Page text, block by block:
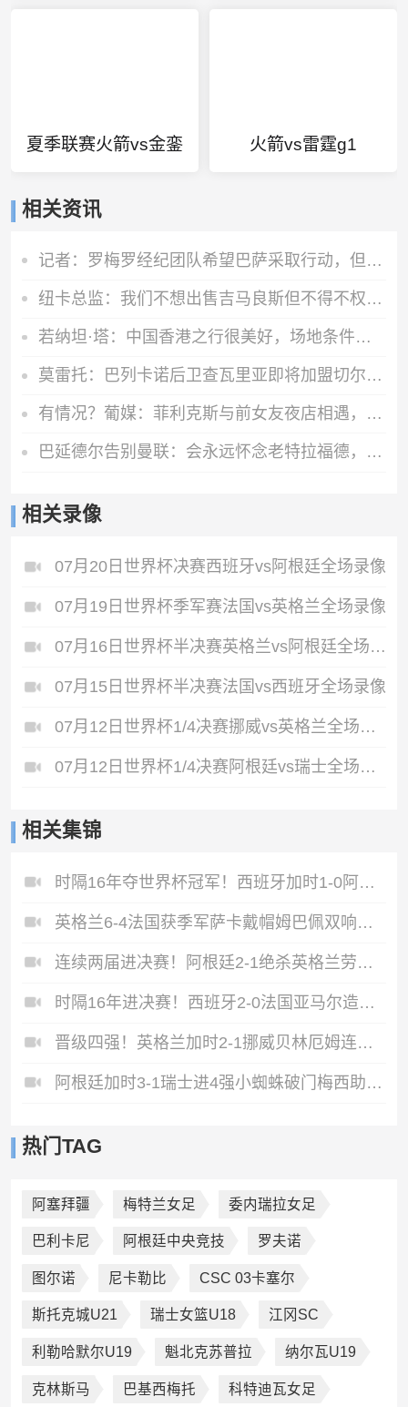
夏季联赛火箭vs金銮 火箭vs雷霆g1
相关资讯
记者：罗梅罗经纪团队希望巴萨采取行动，但后者首选引进罗德里
纽卡总监：我们不想出售吉马良斯但不得不权衡，他明确说出了意愿
若纳坦·塔：中国香港之行很美好，场地条件一般 但我们踢得不错
莫雷托：巴列卡诺后卫查瓦里亚即将加盟切尔西，很快就会官方宣布
有情况？葡媒：菲利克斯与前女友夜店相遇，交谈后社媒再次互关
巴延德尔告别曼联：会永远怀念老特拉福德，我的心与你们同在
相关录像
07月20日世界杯决赛西班牙vs阿根廷全场录像
07月19日世界杯季军赛法国vs英格兰全场录像
07月16日世界杯半决赛英格兰vs阿根廷全场录像
07月15日世界杯半决赛法国vs西班牙全场录像
07月12日世界杯1/4决赛挪威vs英格兰全场录像
07月12日世界杯1/4决赛阿根廷vs瑞士全场录像
相关集锦
时隔16年夺世界杯冠军！西班牙加时1-0阿根廷费兰制胜恩佐染红
英格兰6-4法国获季军萨卡戴帽姆巴佩双响创纪录奥利塞2助+失良机
连续两届进决赛！阿根廷2-1绝杀英格兰劳塔罗恩佐破门梅西两助攻
时隔16年进决赛！西班牙2-0法国亚马尔造点奥亚萨瓦尔、波罗破门
晋级四强！英格兰加时2-1挪威贝林厄姆连场双响谢尔德鲁普破门
阿根廷加时3-1瑞士进4强小蜘蛛破门梅西助攻麦卡恩博洛假摔染红
热门TAG
阿塞拜疆 梅特兰女足 委内瑞拉女足
巴利卡尼 阿根廷中央竞技 罗夫诺
图尔诺 尼卡勒比 CSC 03卡塞尔
斯托克城U21 瑞士女篮U18 江冈SC
利勒哈默尔U19 魁北克苏普拉 纳尔瓦U19
克林斯马 巴基西梅托 科特迪瓦女足